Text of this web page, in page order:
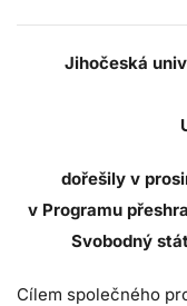
Jihočeská
dořešily v
v Programu
Svobodný
Cílem společného